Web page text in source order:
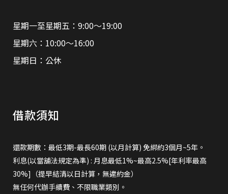
星期一至星期五：9:00～19:00
星期六：10:00～16:00
星期日：公休
借款須知
還款期數：最低3期-最長60期 (以月計算) 免綁約3個月~5年。
利息(以當舖法規定為準) : 月息最低1%~最高2.5%[年利率最高
30%]（提早結清以日計算，無違約金）
無任何代辦手續費、不限職業類別。